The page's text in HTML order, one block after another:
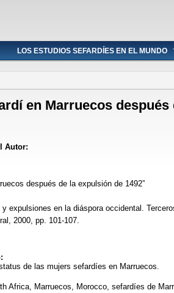
LOS ESTUDIOS SEFARDÍES EN EL MUNDO
aquí
en Marruecos
Autor:
después de la expulsión de 1492”
expulsiones en la diáspora occidental.
2000, pp. 101-107.
de las mujers sefardíes en Marruecos.
Africa, Marruecos, Morocco, sefardíes de